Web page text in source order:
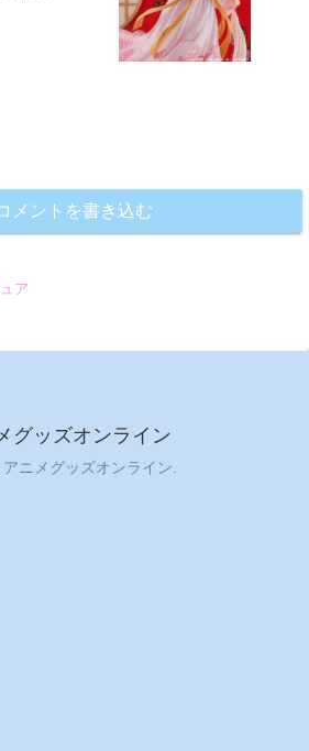
メントを書き込む
ア
グッズオンライン
ニメグッズオンライン.